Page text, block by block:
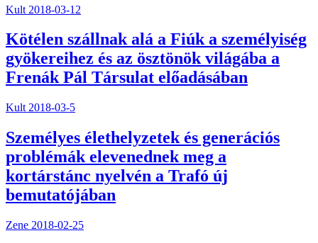
Kult 2018-03-12
Kötélen szállnak alá a Fiúk a személyiség
gyökereihez és az ösztönök világába a
Frenák Pál Társulat előadásában
Kult 2018-03-5
Személyes élethelyzetek és generációs
problémák elevenednek meg a
kortárstánc nyelvén a Trafó új
bemutatójában
Zene 2018-02-25